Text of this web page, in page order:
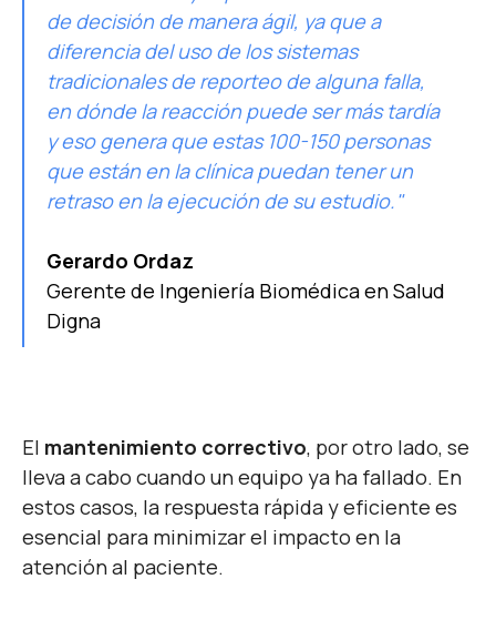
de decisión de manera ágil, ya que a
diferencia del uso de los sistemas
tradicionales de reporteo de alguna falla,
en dónde la reacción puede ser más tardía
y eso genera que estas 100-150 personas
que están en la clínica puedan tener un
retraso en la ejecución de su estudio."
Gerardo Ordaz
Gerente de Ingeniería Biomédica en Salud
Digna
El mantenimiento correctivo, por otro lado, se
lleva a cabo cuando un equipo ya ha fallado. En
estos casos, la respuesta rápida y eficiente es
esencial para minimizar el impacto en la
atención al paciente.